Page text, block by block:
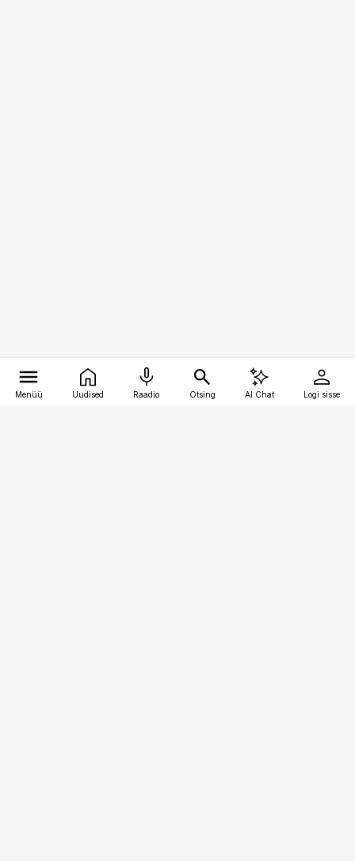
Menüü Uudised Raadio Otsing AI Chat Logi sisse